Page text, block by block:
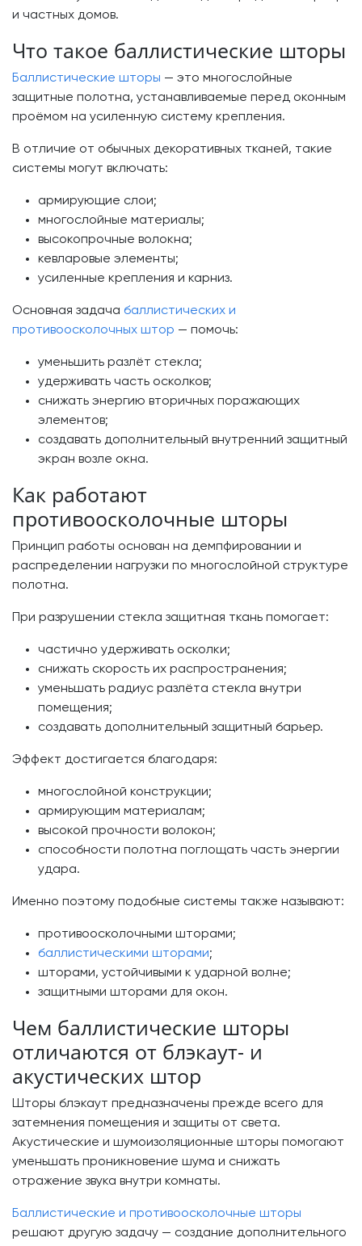
и частных домов.
Что такое баллистические шторы
Баллистические шторы — это многослойные
защитные полотна, устанавливаемые перед оконным
проёмом на усиленную систему крепления.
В отличие от обычных декоративных тканей, такие
системы могут включать:
армирующие слои;
многослойные материалы;
высокопрочные волокна;
кевларовые элементы;
усиленные крепления и карниз.
Основная задача баллистических и
противоосколочных штор — помочь:
уменьшить разлёт стекла;
удерживать часть осколков;
снижать энергию вторичных поражающих
элементов;
создавать дополнительный внутренний защитный
экран возле окна.
Как работают
противоосколочные шторы
Принцип работы основан на демпфировании и
распределении нагрузки по многослойной структуре
полотна.
При разрушении стекла защитная ткань помогает:
частично удерживать осколки;
снижать скорость их распространения;
уменьшать радиус разлёта стекла внутри
помещения;
создавать дополнительный защитный барьер.
Эффект достигается благодаря:
многослойной конструкции;
армирующим материалам;
высокой прочности волокон;
способности полотна поглощать часть энергии
удара.
Именно поэтому подобные системы также называют:
противоосколочными шторами;
баллистическими шторами;
шторами, устойчивыми к ударной волне;
защитными шторами для окон.
Чем баллистические шторы
отличаются от блэкаут- и
акустических штор
Шторы блэкаут предназначены прежде всего для
затемнения помещения и защиты от света.
Акустические и шумоизоляционные шторы помогают
уменьшать проникновение шума и снижать
отражение звука внутри комнаты.
Баллистические и противоосколочные шторы
решают другую задачу — создание дополнительного